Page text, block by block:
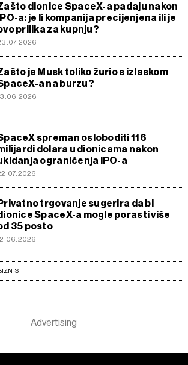
dionice SpaceX-a padaju nakon
a: je li kompanija precijenjena ili je
prilika za kupnju?
je Musk toliko žurio s izlaskom
a na burzu?
spreman osloboditi 116
dolara u dionicama nakon
ograničenja IPO-a
trgovanje sugerira da bi
SpaceX-a mogle porasti više
35 posto